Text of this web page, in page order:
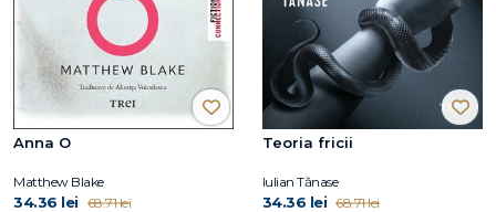
Anna O
Matthew Blake
34.36 lei 68.71 lei
Teoria fricii
Iulian Tănase
34.36 lei 68.71 lei